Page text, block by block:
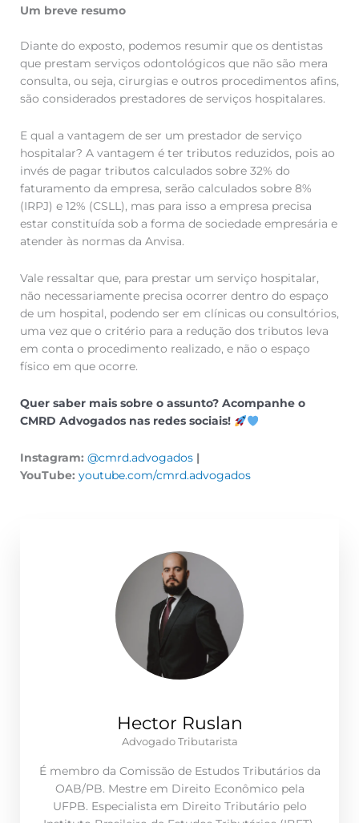
Um breve resumo
Diante do exposto, podemos resumir que os dentistas
que prestam serviços odontológicos que não são mera
consulta, ou seja, cirurgias e outros procedimentos afins,
são considerados prestadores de serviços hospitalares.
E qual a vantagem de ser um prestador de serviço
hospitalar? A vantagem é ter tributos reduzidos, pois ao
invés de pagar tributos calculados sobre 32% do
faturamento da empresa, serão calculados sobre 8%
(IRPJ) e 12% (CSLL), mas para isso a empresa precisa
estar constituída sob a forma de sociedade empresária e
atender às normas da Anvisa.
Vale ressaltar que, para prestar um serviço hospitalar,
não necessariamente precisa ocorrer dentro do espaço
de um hospital, podendo ser em clínicas ou consultórios,
uma vez que o critério para a redução dos tributos leva
em conta o procedimento realizado, e não o espaço
físico em que ocorre.
Quer saber mais sobre o assunto? Acompanhe o
CMRD Advogados nas redes sociais!
Instagram: @cmrd.advogados |
YouTube: youtube.com/cmrd.advogados
Hector Ruslan
Advogado Tributarista
É membro da Comissão de Estudos Tributários da
OAB/PB. Mestre em Direito Econômico pela
UFPB. Especialista em Direito Tributário pelo